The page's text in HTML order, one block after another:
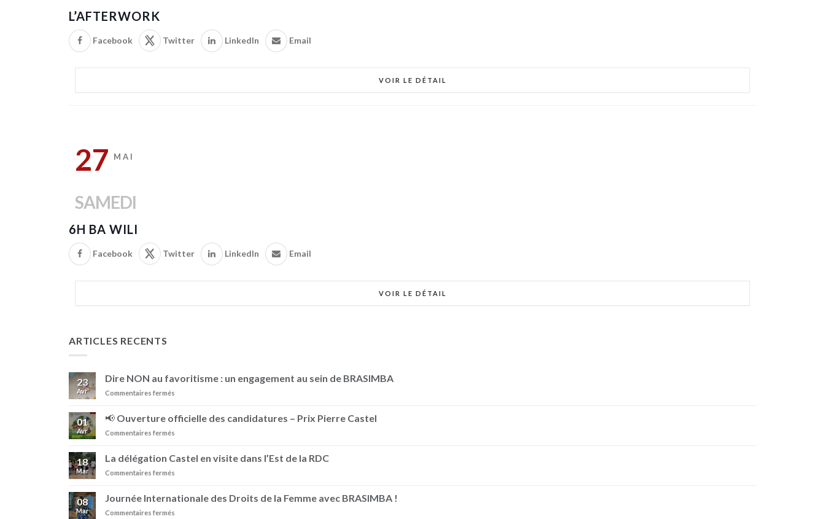
L’AFTERWORK
Facebook Twitter LinkedIn Email
VOIR LE DÉTAIL
27 MAI
SAMEDI
6H BA WILI
Facebook Twitter LinkedIn Email
VOIR LE DÉTAIL
ARTICLES RECENTS
23
Avr
Dire NON au favoritisme : un engagement au sein de BRASIMBA
Commentaires fermés
au
un
de
01
Avr
📢 Ouverture officielle des candidatures – Prix Pierre Castel
Commentaires fermés
officielle
–
18
Mar
La délégation Castel en visite dans l’Est de la RDC
Commentaires fermés
Castel
08
Mar
Journée Internationale des Droits de la Femme avec BRASIMBA !
Commentaires fermés